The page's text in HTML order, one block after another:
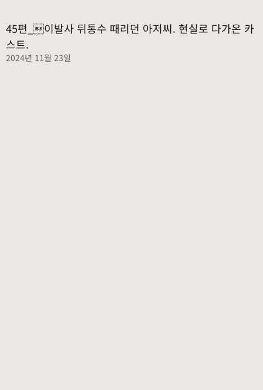
45편_이발사 뒤통수 때리던 아저씨. 현실로 다가온 카
스트.
2024년 11월 23일